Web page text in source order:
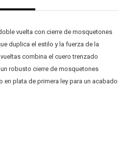
vuelta con cierre de mosquetones
duplica el estilo y la fuerza de la
combina el cuero trenzado
robusto cierre de mosquetones
plata de primera ley para un acabado